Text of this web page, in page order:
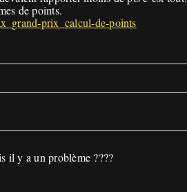
de points.
prix_calcul-de-points
il y a un problème ????